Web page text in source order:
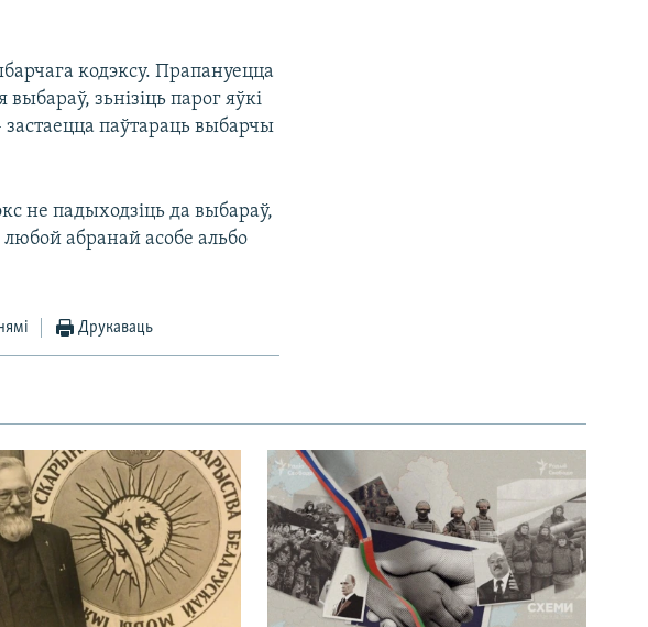
кодэксу. Прапануецца
зьнізіць парог яўкі
паўтараць выбарчы
не падыходзіць да выбараў,
абранай асобе альбо
Друкаваць